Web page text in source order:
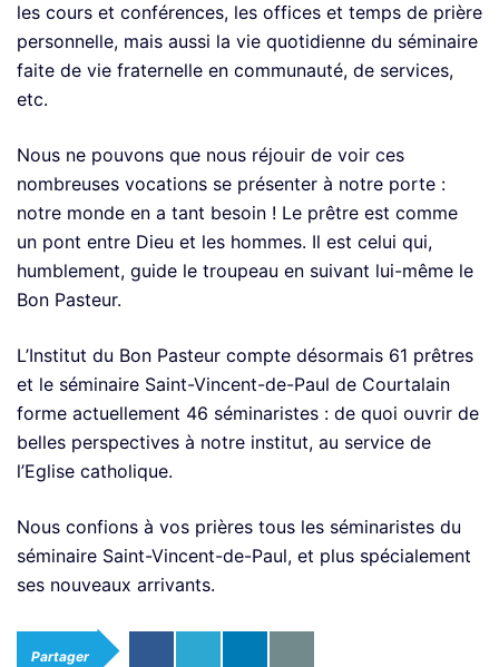
les cours et conférences, les offices et temps de prière
personnelle, mais aussi la vie quotidienne du séminaire
faite de vie fraternelle en communauté, de services,
etc.
Nous ne pouvons que nous réjouir de voir ces
nombreuses vocations se présenter à notre porte :
notre monde en a tant besoin ! Le prêtre est comme
un pont entre Dieu et les hommes. Il est celui qui,
humblement, guide le troupeau en suivant lui-même le
Bon Pasteur.
L’Institut du Bon Pasteur compte désormais 61 prêtres
et le séminaire Saint-Vincent-de-Paul de Courtalain
forme actuellement 46 séminaristes : de quoi ouvrir de
belles perspectives à notre institut, au service de
l’Eglise catholique.
Nous confions à vos prières tous les séminaristes du
séminaire Saint-Vincent-de-Paul, et plus spécialement
ses nouveaux arrivants.
Partager